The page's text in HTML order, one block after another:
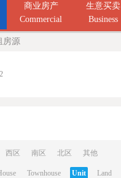
商业房产
Commercial
生意买卖
Business
房源
西区 南区 北区 其他
Townhouse Unit Land